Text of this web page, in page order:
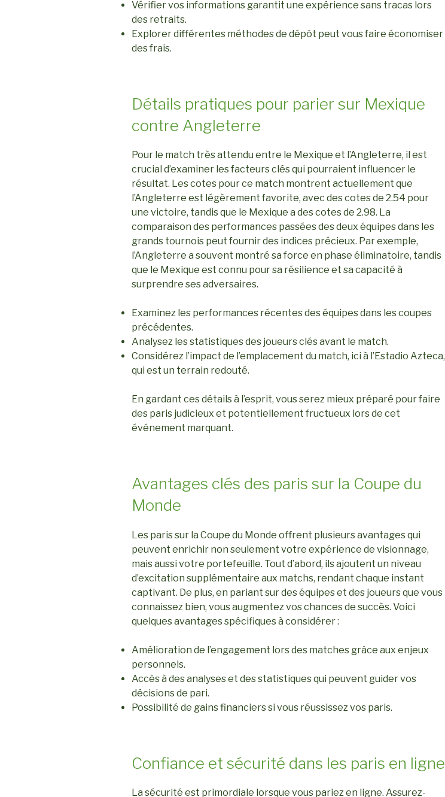
Vérifier vos informations garantit une expérience sans tracas lors
des retraits.
Explorer différentes méthodes de dépôt peut vous faire économiser
des frais.
Détails pratiques pour parier sur Mexique
contre Angleterre
Pour le match très attendu entre le Mexique et l’Angleterre, il est
crucial d’examiner les facteurs clés qui pourraient influencer le
résultat. Les cotes pour ce match montrent actuellement que
l’Angleterre est légèrement favorite, avec des cotes de 2.54 pour
une victoire, tandis que le Mexique a des cotes de 2.98. La
comparaison des performances passées des deux équipes dans les
grands tournois peut fournir des indices précieux. Par exemple,
l’Angleterre a souvent montré sa force en phase éliminatoire, tandis
que le Mexique est connu pour sa résilience et sa capacité à
surprendre ses adversaires.
Examinez les performances récentes des équipes dans les coupes
précédentes.
Analysez les statistiques des joueurs clés avant le match.
Considérez l’impact de l’emplacement du match, ici à l’Estadio Azteca,
qui est un terrain redouté.
En gardant ces détails à l’esprit, vous serez mieux préparé pour faire
des paris judicieux et potentiellement fructueux lors de cet
événement marquant.
Avantages clés des paris sur la Coupe du
Monde
Les paris sur la Coupe du Monde offrent plusieurs avantages qui
peuvent enrichir non seulement votre expérience de visionnage,
mais aussi votre portefeuille. Tout d’abord, ils ajoutent un niveau
d’excitation supplémentaire aux matchs, rendant chaque instant
captivant. De plus, en pariant sur des équipes et des joueurs que vous
connaissez bien, vous augmentez vos chances de succès. Voici
quelques avantages spécifiques à considérer :
Amélioration de l’engagement lors des matches grâce aux enjeux
personnels.
Accès à des analyses et des statistiques qui peuvent guider vos
décisions de pari.
Possibilité de gains financiers si vous réussissez vos paris.
Confiance et sécurité dans les paris en ligne
La sécurité est primordiale lorsque vous pariez en ligne. Assurez-